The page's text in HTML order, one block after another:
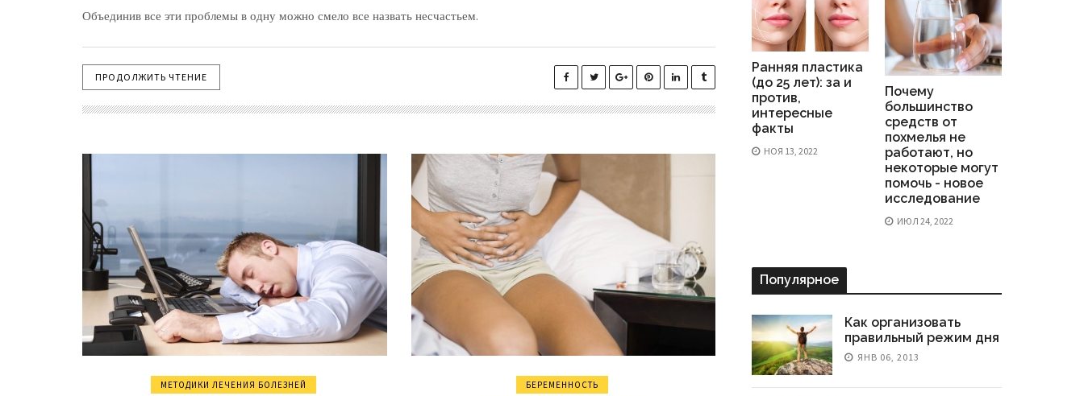
Объединив все эти проблемы в одну можно смело все назвать несчастьем.
ПРОДОЛЖИТЬ ЧТЕНИЕ
МЕТОДИКИ ЛЕЧЕНИЯ БОЛЕЗНЕЙ
БЕРЕМЕННОСТЬ
Ранняя пластика
(до 25 лет): за и
против,
интересные
факты
НОЯ 13, 2022
Почему
большинство
средств от
похмелья не
работают, но
некоторые могут
помочь - новое
исследование
ИЮЛ 24, 2022
Популярное
Как организовать
правильный режим дня
ЯНВ 06, 2013